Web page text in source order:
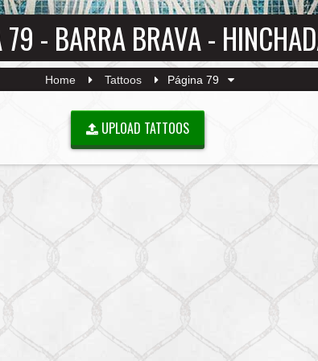
79 - BARRA BRAVA -
Home Tattoos Página 79
UPLOAD TATTOOS